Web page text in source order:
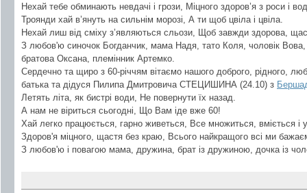
Нехай тебе обминають невдачі і грози, Міцного здоров’я з роси і
Троянди хай в’януть на сильнім морозі, А ти щоб цвіла і цвіла.
Нехай лиш від сміху з’являються сльози, Щоб завжди здорова,
З любов'ю синочок Богданчик, мама Надя, тато Коля, чоловік
братова Оксана, племінник Артемко.
Сердечно та щиро з 60-річчям вітаємо нашого доброго, рідного,
батька та дідуся Пилипа Дмитровича СТЕЦИШИНА (24.10) з
Летять літа, як бистрі води, Не повернути їх назад.
А нам не віриться сьогодні, Що Вам іде вже 60!
Хай легко працюється, гарно живеться, Все множиться, вміється і
Здоров'я міцного, щастя без краю, Всього найкращого всі ми
З любов'ю і повагою мама, дружина, брат із дружиною, дочка із